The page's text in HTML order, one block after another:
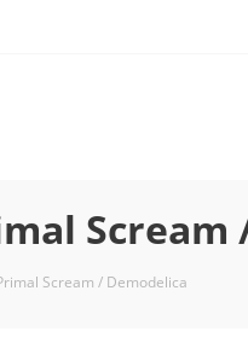
Scream
Scream / Demodelica